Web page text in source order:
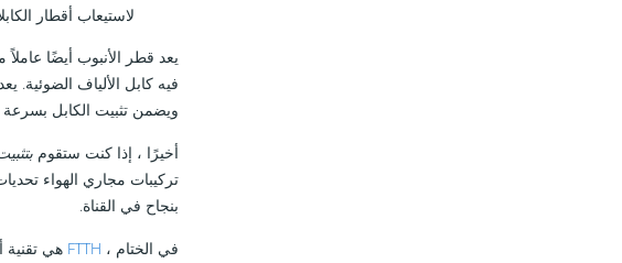
لاستيعاب أقطار
يعد قطر الأنبوب أيضًا
فيه كابل الألياف الضوئية.
ويضمن تثبيت الكابل بسرعة
أخيرًا ، إذا كنت ستقوم
تركيبات مجاري الهواء
بنجاح في القناة.
في الختام ، FTTH هي تقنية